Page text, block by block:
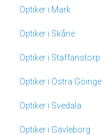
Optiker i Mark
Optiker i Skåne
Optiker i Staffanstorp
Optiker i Östra Göinge
Optiker i Svedala
Optiker i Gävleborg